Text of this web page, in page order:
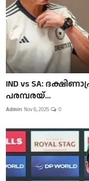
IND vs SA:
പരമ്പരയ്...
Admin Nov 6, 2025 0